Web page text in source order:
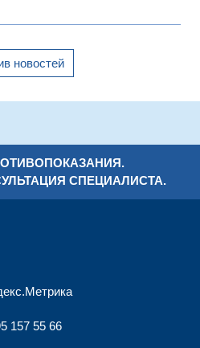
новостей
СПЕЦИАЛИСТА.
157 55 66